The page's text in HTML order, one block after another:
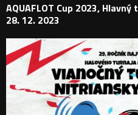
AQUAFLOT Cup 2023, Hlavný
28. 12. 2023